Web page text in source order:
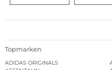
Topmarken
ADIDAS ORIGINALS